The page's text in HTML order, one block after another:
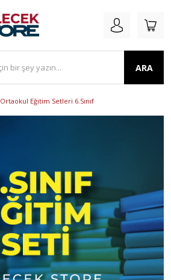
ARA
Ortaokul Eğitim Setleri 6.Sınıf